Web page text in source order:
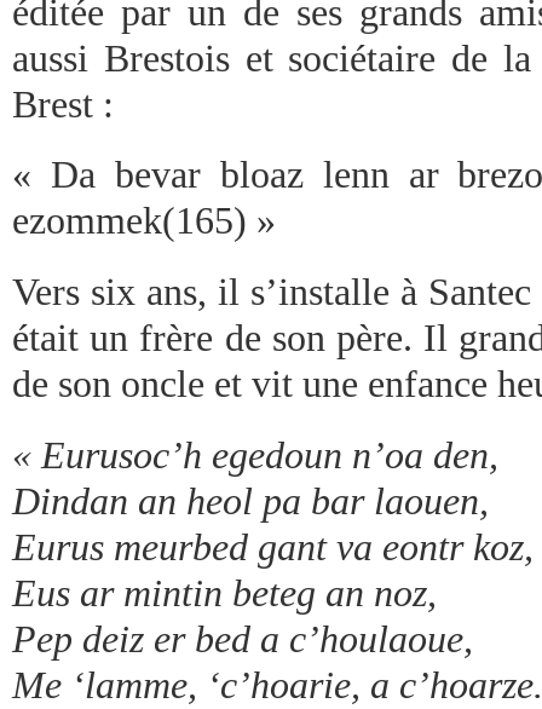
éditée par un de ses grands
aussi Brestois et sociétaire de
Brest :
« Da bevar bloaz lenn ar
ezommek(165) »
Vers six ans, il s’installe à
était un frère de son père. Il
de son oncle et vit une enfance
« Eurusoc’h egedoun n’oa den,
Dindan an heol pa bar laouen,
Eurus meurbed gant va eontr koz,
Eus ar mintin beteg an noz,
Pep deiz er bed a c’houlaoue,
Me ‘lamme, ‘c’hoarie, a